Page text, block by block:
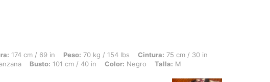
/ 69 in, Peso: 70 kg / 154 lbs, Cintura: 75 cm / 30 in, Caderas: 111 cm / 44 in, Forma del
174 cm / 69 in Peso: 70 kg / 154 lbs Cintura: 75 cm / 30 in
Busto: 101 cm / 40 in Color: Negro Talla: M